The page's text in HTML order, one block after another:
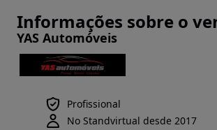
Informações sobre o
YAS Automóveis
Profissional
No Standvirtual desde 2017